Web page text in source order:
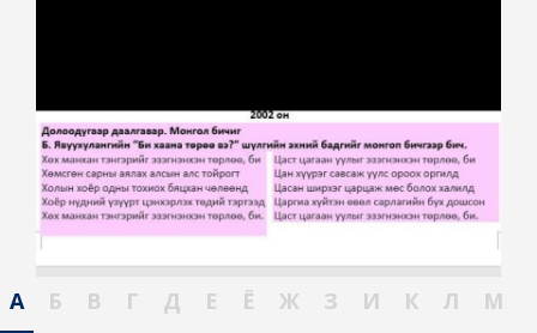
А Б В Г Д Е Ё Ж З И К Л
М